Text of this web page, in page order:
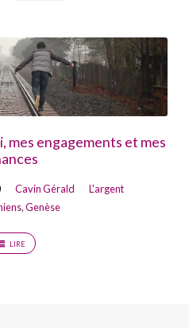
mes engagements et mes
Cavin Gérald
L'argent
,Genèse
LIRE